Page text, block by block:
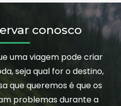
conosco
uma viagem pode criar
seja qual for o destino,
que queremos é que os
problemas durante a